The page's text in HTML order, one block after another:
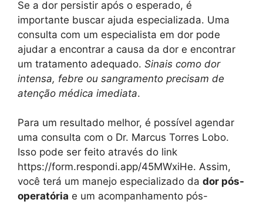
Se a dor persistir após o esperado, é
importante buscar ajuda especializada. Uma
consulta com um especialista em dor pode
ajudar a encontrar a causa da dor e encontrar
um tratamento adequado. Sinais como dor
intensa, febre ou sangramento precisam de
atenção médica imediata.
Para um resultado melhor, é possível agendar
uma consulta com o Dr. Marcus Torres Lobo.
Isso pode ser feito através do link
https://form.respondi.app/45MWxiHe. Assim,
você terá um manejo especializado da dor pós-
operatória e um acompanhamento pós-